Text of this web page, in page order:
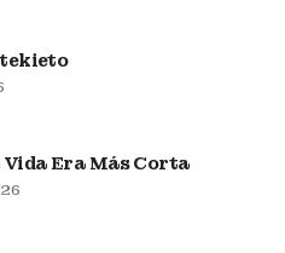
Era Más Corta